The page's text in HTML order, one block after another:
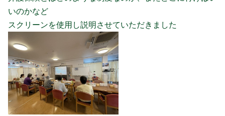
いのかなど
スクリーンを使用し説明させていただきました